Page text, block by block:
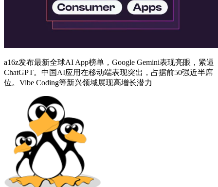
a16z发布最新全球AI App榜单，Google Gemini表现亮眼，紧逼
ChatGPT。中国AI应用在移动端表现突出，占据前50强近半席
位。Vibe Coding等新兴领域展现高增长潜力